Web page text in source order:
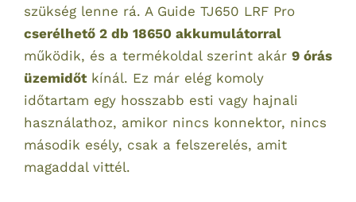
szükség lenne rá. A Guide TJ650 LRF Pro
cserélhető 2 db 18650 akkumulátorral
működik, és a termékoldal szerint akár 9 órás
üzemidőtkínál. Ez már elég komoly
időtartam egy hosszabb esti vagy hajnali
használathoz, amikor nincs konnektor, nincs
második esély, csak a felszerelés, amit
magaddal vittél.